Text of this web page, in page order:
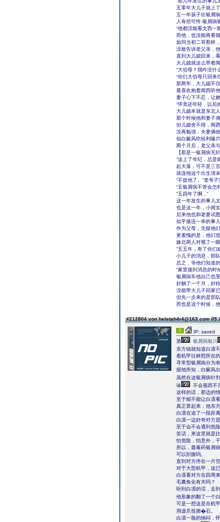
五零年大儿子就上
五一年孩子出银屑
人有些可怜.银屑病
“他都没能看文西一
而他，也没能再看
如同当初二哥那样
没敢告诉老父亲，
直到大儿媳回来，
大儿媳就这么带着
“大伯母？我咋没什
“你们大伯母只回来
那两年，大儿媳不
最喜欢抱着闻西听
妻子心下不忍，让
“毕竟还年轻，以后
大儿媳本就是东北
那个时候他和妻子
但儿媳舍不得，闻
没再勉强，夫妻俩
似白癜风吃桂利嗪
两个月后，老父亲
【那是一银屑病无
“这上了年纪，总是
起大落，可不是三
就连他这个出生清
“不提他了。”老爷
“五银屑病不管会怎
“五四年了啊...”
这一年发生的事儿
也是这一年，小闺
后来他也和老妻试
似乎接连一串的事
作为父母，无疑他
更羞愧的是，他们
姝北两人对视了一
“五五年，有了你们
小儿子的消息，部
总之，等他们知道
“家里接到消息的时
银屑病车他自己也
好躺了一个月，好
没能带大儿子回家
但先一步来的是部
而也是这个时候，
#212804 von heletah4r4@163.com
IP: saved
第
银屑病银川
东方锦就知道白凛
着机甲往林熙所在
寻常型银屑病分为
据他所知，白癜风
虽然在这银屑病针
嘛
不会视而不
这样的话，那边的
至于能不能让白凛
真正算起来，他东
白凛在追了一段距
白凛一边好奇对方
至于会不会遇到危
笑话，来这里就是
怕危险，怕意外，
所以，最毒药银屑
可以剖腹吗。
直到对方停在一片
对于大型机甲，这
白凛看对方在四周
毛囊角化有关吗？
听到白凛的话，走
他形象的翻了一个
可是一想这是在机
用虚爪投掷�石。
白凛一脸的纳闷，